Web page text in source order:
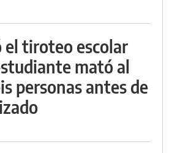
el tiroteo escolar
mató al
personas antes de